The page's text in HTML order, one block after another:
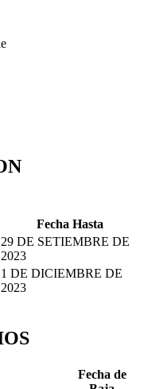
Fecha Hasta
29 DE SETIEMBRE DE
2023
1 DE DICIEMBRE DE
2023
Fecha de